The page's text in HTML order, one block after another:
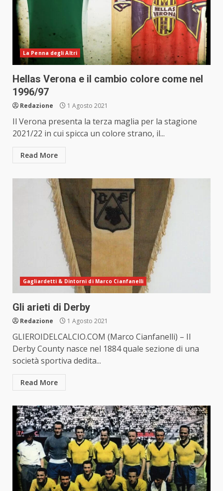
La Penna degli Altri
Hellas Verona e il cambio colore come nel
1996/97
Redazione 1 Agosto 2021
Il Verona presenta la terza maglia per la stagione
2021/22 in cui spicca un colore strano, il...
Read More
Gagliardetti & Dintorni di Marco Cianfanelli
Gli arieti di Derby
Redazione 1 Agosto 2021
GLIEROIDELCALCIO.COM (Marco Cianfanelli) – Il
Derby County nasce nel 1884 quale sezione di una
società sportiva dedita...
Read More